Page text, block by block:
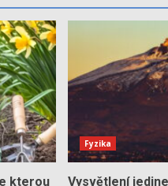
kterou
Fyzika
Vysvětlení